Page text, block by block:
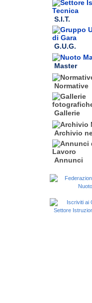
S.I.T.
G.U.G.
Master
Normative
Gallerie
Archivio
Annunci